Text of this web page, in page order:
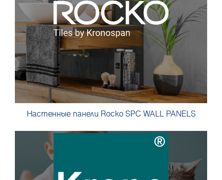
Настенные панели Rocko SPC WALL PANELS